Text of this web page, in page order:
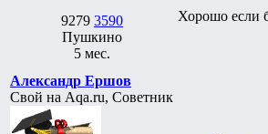
9279 3590
Пушкино
5 мес.
Хорошо если
Александр Ершов
Свой на Aqa.ru, Советник